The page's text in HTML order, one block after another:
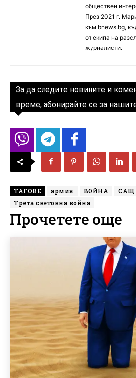
обществен
През 2021 г.
към bnews.bg,
от екипа на
журналисти.
За да следите новините и
време, абонирайте се за
ТАГОВЕ армия ВОЙНА
САЩ
Трета световна война
Прочетете още